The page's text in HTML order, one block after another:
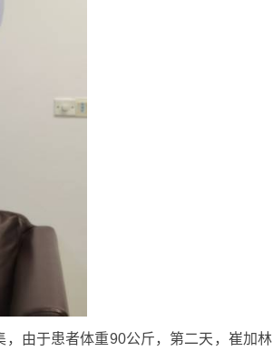
由于患者体重90公斤，第二天，崔加林